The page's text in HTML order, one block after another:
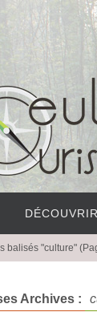
DÉCOUVRIR
balisés "culture"
Archives :